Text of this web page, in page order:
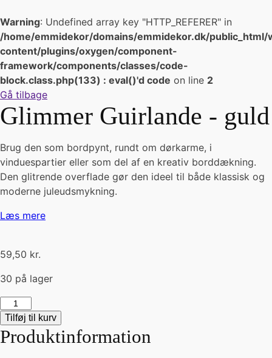
Warning: Undefined array key "HTTP_REFERER" in
/home/emmidekor/domains/emmidekor.dk/public_html/
content/plugins/oxygen/component-
framework/components/classes/code-
block.class.php(133) : eval()'d code on line 2
Gå tilbage
Glimmer Guirlande - guld
Brug den som bordpynt, rundt om dørkarme, i
vinduespartier eller som del af en kreativ borddækning.
Den glitrende overflade gør den ideel til både klassisk og
moderne juleudsmykning.
Læs mere
59,50 kr.
30 på lager
Glimmer
Guirlande
-
guld
Tilføj til kurv
Produktinformation